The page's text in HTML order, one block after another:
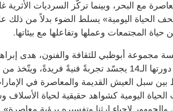
مع البحر، وبينما تركّز السرديات الأثرية
الحياة اليومية» يسلط الضوء بدلاً من ذلك
المجتمعات وعملها وتفاعلها مع بيئاتها.
مجموعة أبوظبي للثقافة والفنون، هدى
بالجائزة في دورتها الـ14 يجسّد تجربةً فنيةً
بين سبل العيش القديمة والمعاصرة في
الحياة اليومية كشواهد حقيقية لحياة الأسلاف
والجمهور لإحياء إرثنا وتفسيره برؤية معاصرة».